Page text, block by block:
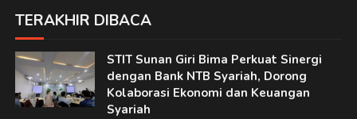
TERAKHIR DIBACA
STIT Sunan Giri Bima Perkuat Sinergi
dengan Bank NTB Syariah, Dorong
Kolaborasi Ekonomi dan Keuangan
Syariah